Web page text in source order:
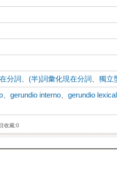
分詞 (半)詞彙化現在分詞 、獨立
、gerundio interno 、gerundio
收藏:0